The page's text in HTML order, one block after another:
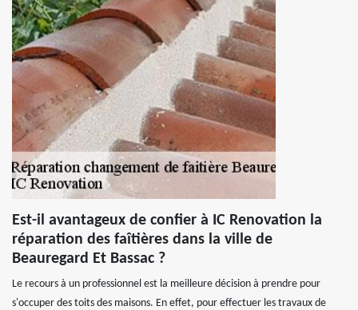
Est-il avantageux de confier à IC Renovation la
réparation des faîtières dans la ville de
Beauregard Et Bassac ?
Le recours à un professionnel est la meilleure décision à prendre pour
s'occuper des toits des maisons. En effet, pour effectuer les travaux de